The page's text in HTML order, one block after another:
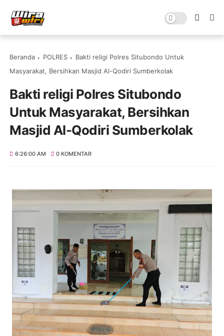
Beranda POLRES
Bakti religi Polres Situbondo Untuk
Masyarakat, Bersihkan Masjid Al-Qodiri Sumberkolak
Bakti religi Polres Situbondo
Untuk Masyarakat, Bersihkan
Masjid Al-Qodiri Sumberkolak
6:26:00 AM 0 KOMENTAR